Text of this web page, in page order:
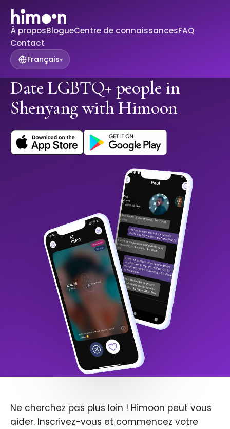
À proposBlogueCentre de connaissancesFAQ
Contact
Français▾
Date LGBTQ+ people in
Shenyang with Himoon
Ne cherchez pas plus loin ! Himoon peut vous
aider. Inscrivez-vous et commencez votre